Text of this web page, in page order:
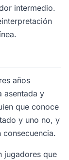
intermedio.
años
asentada y
que conoce
y uno no, y
consecuencia.
jugadores que